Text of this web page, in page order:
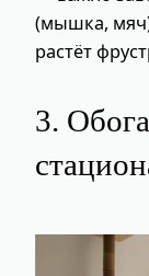
(мышка,
растёт
3.